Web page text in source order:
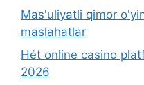
Mas'uliyatli qimor
maslahatlar
Hét online casino
2026